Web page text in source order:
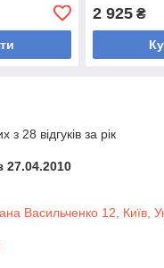
2 925₴
з 28 відгуків за рік
27.04.2010
Васильченко 12, Київ,